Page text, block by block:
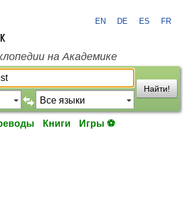
EN DE ES FR
на Академике
Найти!
Книги Игры ⚽